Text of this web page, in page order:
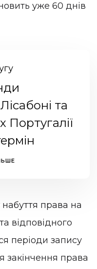
уже 60 днів
та
Португалії
права на
відповідного
періоди запису
закінчення права